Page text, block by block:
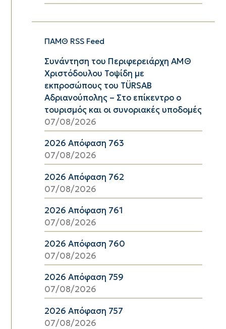
ΠΑΜΘ RSS Feed
Συνάντηση του Περιφερειάρχη ΑΜΘ
Χριστόδουλου Τοψίδη με
εκπροσώπους του TÜRSAB
Αδριανούπολης – Στο επίκεντρο ο
τουρισμός και οι συνοριακές υποδομές
07/08/2026
2026 Απόφαση 763
07/08/2026
2026 Απόφαση 762
07/08/2026
2026 Απόφαση 761
07/08/2026
2026 Απόφαση 760
07/08/2026
2026 Απόφαση 759
07/08/2026
2026 Απόφαση 757
07/08/2026